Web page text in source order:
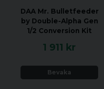
DAA Mr. Bulletfeeder
by Double-Alpha Gen
1/2 Conversion Kit
1 911 kr
Bevaka